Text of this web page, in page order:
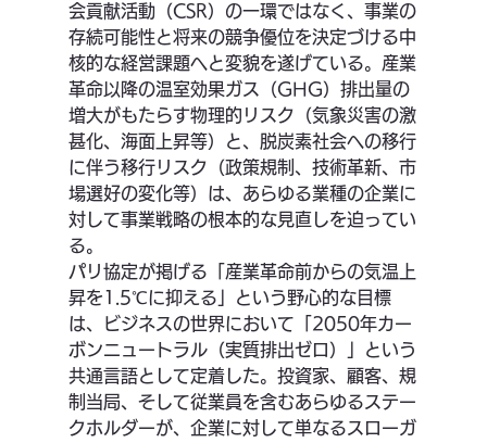
会貢献活動（CSR）の一環ではなく、事業の
存続可能性と将来の競争優位を決定づける中
核的な経営課題へと変貌を遂げている。産業
革命以降の温室効果ガス（GHG）排出量の
増大がもたらす物理的リスク（気象災害の激
甚化、海面上昇等）と、脱炭素社会への移行
に伴う移行リスク（政策規制、技術革新、市
場選好の変化等）は、あらゆる業種の企業に
対して事業戦略の根本的な見直しを迫ってい
る。
パリ協定が掲げる「産業革命前からの気温上
昇を1.5℃に抑える」という野心的な目標
は、ビジネスの世界において「2050年カー
ボンニュートラル（実質排出ゼロ）」という
共通言語として定着した。投資家、顧客、規
制当局、そして従業員を含むあらゆるステー
クホルダーが、企業に対して単なるスローガ